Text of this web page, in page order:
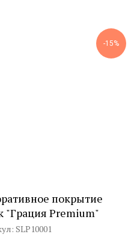
-15%
покрытие
"Грация Premium"
SLP10001